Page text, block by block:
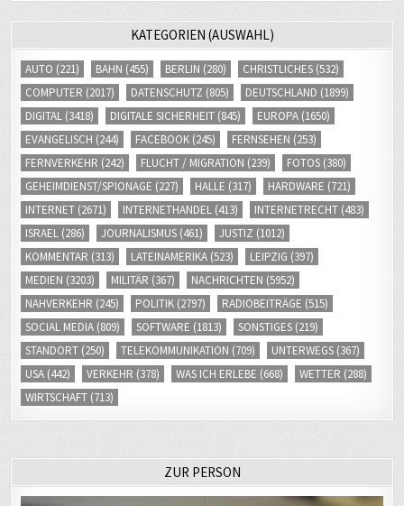
(455) BERLIN(280) CHRISTLICHES
COMPUTER(2017) DATENSCHUTZ(805) DEUTSCHLAND(1899)
DIGITAL(3418) DIGITALE SICHERHEIT(845) EUROPA(1650)
EVANGELISCH(244) FACEBOOK(245) FERNSEHEN(253)
FERNVERKEHR (242) FLUCHT / MIGRATION(239) FOTOS(380)
GEHEIMDIENST/SPIONAGE(227) HALLE (317) HARDWARE
INTERNET(2671) INTERNETHANDEL(413) INTERNETRECHT(483)
ISRAEL(286) JOURNALISMUS(461) JUSTIZ(1012)
KOMMENTAR(313) LATEINAMERIKA(523) LEIPZIG(397)
MEDIEN(3203) MILITÄR(367) NACHRICHTEN(5952)
NAHVERKEHR(245) POLITIK(2797) RADIOBEITRÄGE(515)
SOCIAL MEDIA(809) SOFTWARE(1813) SONSTIGES(219)
STANDORT(250) TELEKOMMUNIKATION(709) UNTERWEGS
USA(442) VERKEHR(378) WAS ICH ERLEBE(668) WETTER
WIRTSCHAFT(713)